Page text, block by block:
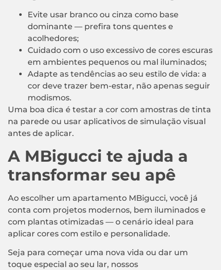
Evite usar branco ou cinza como base
dominante — prefira tons quentes e
acolhedores;
Cuidado com o uso excessivo de cores escuras
em ambientes pequenos ou mal iluminados;
Adapte as tendências ao seu estilo de vida: a
cor deve trazer bem-estar, não apenas seguir
modismos.
Uma boa dica é testar a cor com amostras de tinta
na parede ou usar aplicativos de simulação visual
antes de aplicar.
A MBigucci te ajuda a
transformar seu apê
Ao escolher um apartamento MBigucci, você já
conta com projetos modernos, bem iluminados e
com plantas otimizadas — o cenário ideal para
aplicar cores com estilo e personalidade.
Seja para começar uma nova vida ou dar um
toque especial ao seu lar, nossos